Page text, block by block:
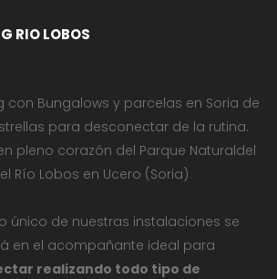
RIO LOBOS
con Bungalows y parcelas en Soria de
para desconectar de la rutina.
pleno corazón del Parque Naturaldel
Río Lobos en Ucero (Soria)
único de nuestras instalaciones se
en el acompañante ideal para
realizando todo tipo de